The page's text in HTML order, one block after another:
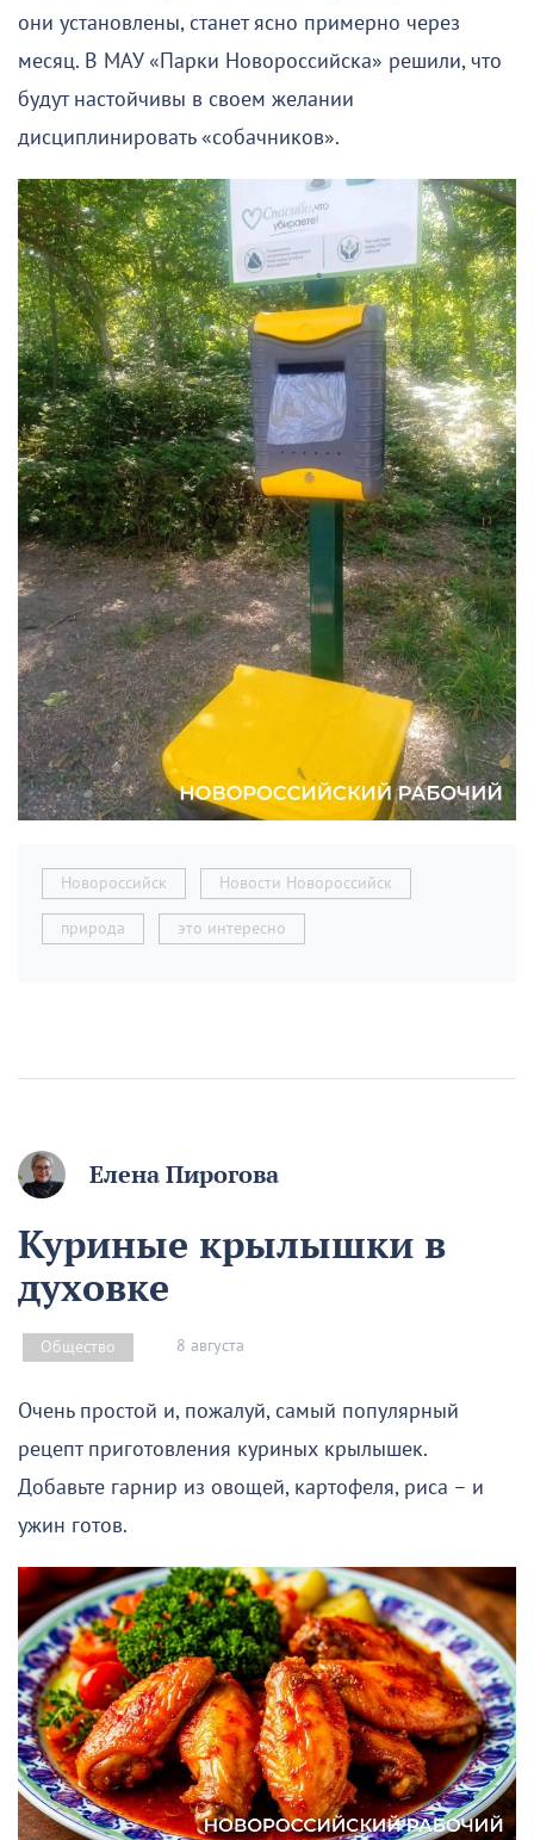
они установлены, станет ясно примерно через
месяц. В МАУ «Парки Новороссийска» решили, что
будут настойчивы в своем желании
дисциплинировать «собачников».
Новороссийск Новости Новороссийск
природа это интересно
Елена Пирогова
Куриные крылышки в
духовке
Общество 8 августа
Очень простой и, пожалуй, самый популярный
рецепт приготовления куриных крылышек.
Добавьте гарнир из овощей, картофеля, риса – и
ужин готов.